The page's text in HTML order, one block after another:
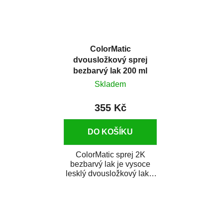
ColorMatic
dvousložkový sprej
bezbarvý lak 200 ml
Skladem
355 Kč
DO KOŠÍKU
ColorMatic sprej 2K
bezbarvý lak je vysoce
lesklý dvousložkový lak s